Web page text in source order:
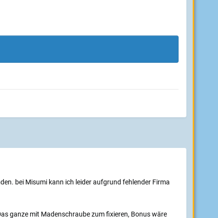
bei Misumi kann ich leider aufgrund fehlender Firma
ganze mit Madenschraube zum fixieren, Bonus wäre